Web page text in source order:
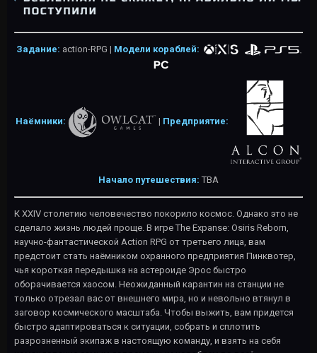
Задание: action-RPG | Модели кораблей:
Наёмники: | Предприятие:
Начало путешествия: TBA
К XXIV столетию человечество покорило космос. Однако это не
сделало жизнь людей проще. В игре The Expanse: Osiris Reborn,
научно-фантастической Action RPG от третьего лица, вам
предстоит стать наёмником охранного предприятия Пинквотер,
чья короткая передышка на астероиде Эрос быстро
оборачивается хаосом. Неожиданный карантин на станции не
только отрезал вас от внешнего мира, но и невольно втянул в
заговор космического масштаба. Чтобы выжить, вам придется
быстро адаптироваться к ситуации, собрать и сплотить
разрозненный экипаж в настоящую команду, и взять на себя